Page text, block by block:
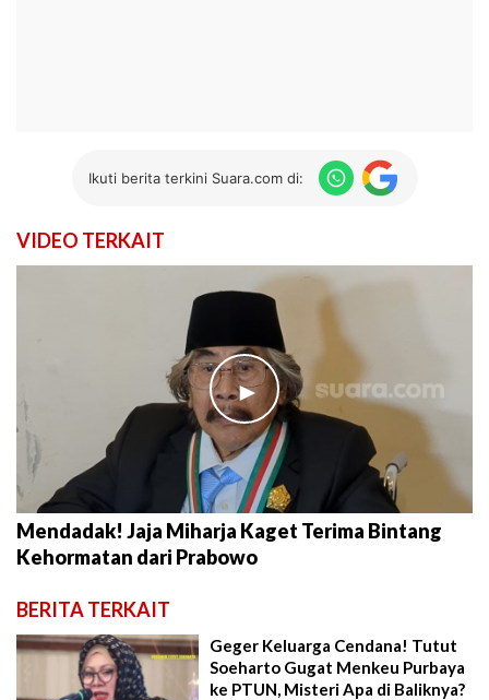
Ikuti berita terkini Suara.com di:
VIDEO TERKAIT
►
Mendadak! Jaja Miharja Kaget Terima Bintang
Kehormatan dari Prabowo
BERITA TERKAIT
Geger Keluarga Cendana! Tutut
Soeharto Gugat Menkeu Purbaya
ke PTUN, Misteri Apa di Baliknya?